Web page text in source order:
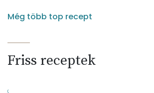
Még több top recept
Friss receptek